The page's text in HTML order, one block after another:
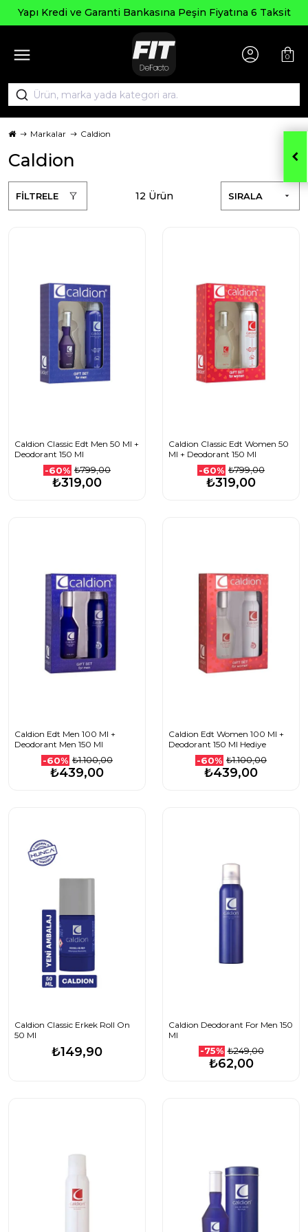
ve Garanti Bankasına Peşin Fiyatına 6 Taksit
0
Markalar Caldion
Caldion
FİLTRELE SIRALA
12 Ürün
Caldion Classic Edt Men 50 Ml +
Deodorant 150 Ml
-60% ₺799,00
₺319,00
Caldion Classic Edt Women 50
Ml + Deodorant 150 Ml
-60% ₺799,00
₺319,00
Caldion Edt Men 100 Ml +
Deodorant Men 150 Ml
-60% ₺1.100,00
₺439,00
Caldion Edt Women 100 Ml +
Deodorant 150 Ml Hediye
-60% ₺1.100,00
₺439,00
Caldion Classic Erkek Roll On
50 Ml
₺149,90
Caldion Deodorant For Men 150
Ml
-75% ₺249,00
₺62,00